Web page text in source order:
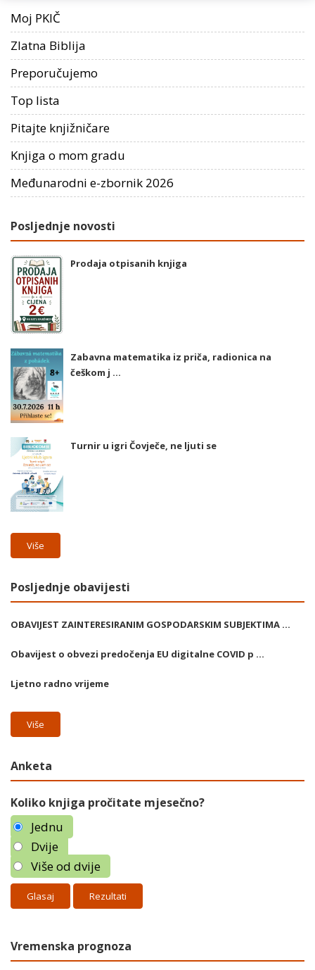
Moj PKIČ
Zlatna Biblija
Preporučujemo
Top lista
Pitajte knjižničare
Knjiga o mom gradu
Međunarodni e-zbornik 2026
Posljednje novosti
Prodaja otpisanih knjiga
Zabavna matematika iz priča, radionica na
češkom j ...
Turnir u igri Čovječe, ne ljuti se
Više
Posljednje obavijesti
OBAVIJEST ZAINTERESIRANIM GOSPODARSKIM SUBJEKTIMA ...
Obavijest o obvezi predočenja EU digitalne COVID p ...
Ljetno radno vrijeme
Više
Anketa
Koliko knjiga pročitate mjesečno?
Jednu
Dvije
Više od dvije
Rezultati
Vremenska prognoza